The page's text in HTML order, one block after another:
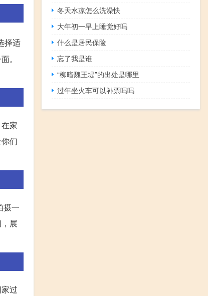
择适
。
家
们
摄一
展
过
冬天水凉怎么洗澡快
大年初一早上睡觉好吗
什么是居民保险
忘了我是谁
“柳暗魏王堤”的出处是哪里
过年坐火车可以补票吗吗